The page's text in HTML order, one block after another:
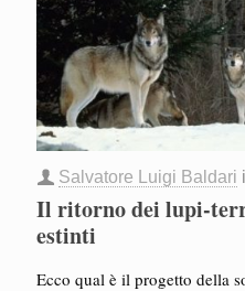
Salvatore Luigi Baldari il
Il ritorno dei lupi-
estinti
Ecco qual è il progetto della